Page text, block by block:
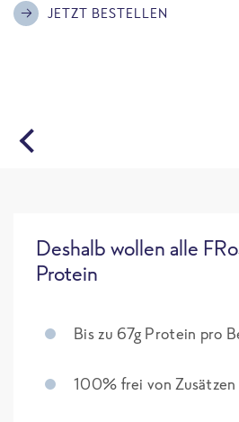
JETZT BESTELLEN
Deshalb wollen alle
Protein
Bis zu 67g Protein pro
100% frei von Zusätzen